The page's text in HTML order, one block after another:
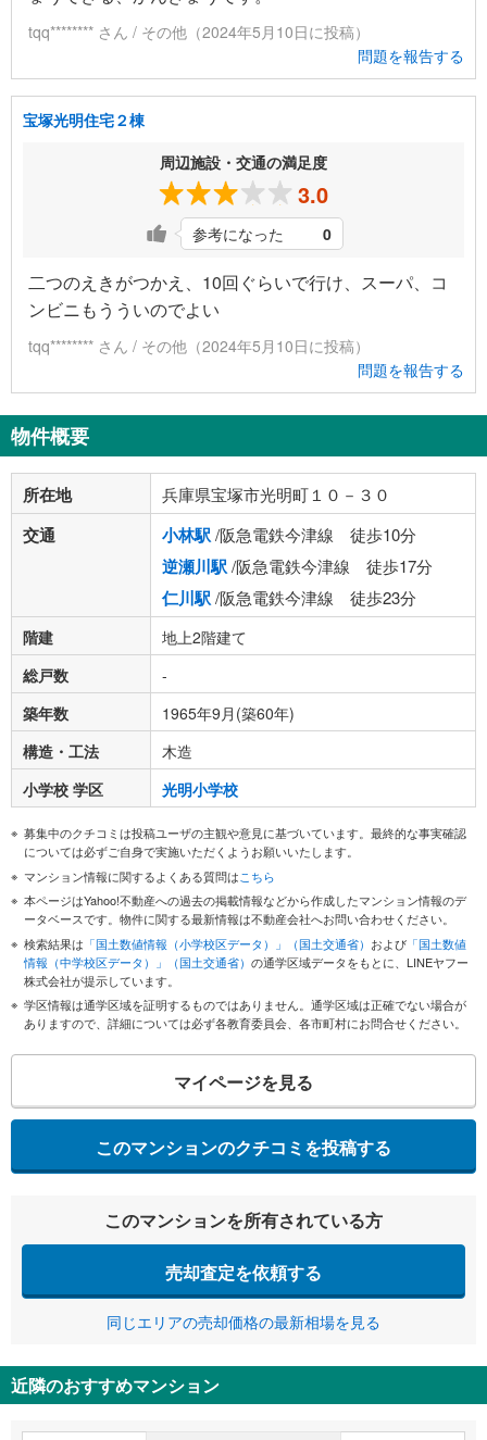
tqq******** さん / その他（2024年5月10日に投稿）
問題を報告する
宝塚光明住宅２棟
周辺施設・交通の満足度
3.0
参考になった 0
二つのえきがつかえ、10回ぐらいで行け、スーパ、コ
ンビニもうういのでよい
tqq******** さん / その他（2024年5月10日に投稿）
問題を報告する
物件概要
所在地 兵庫県宝塚市光明町１０－３０
交通 小林駅/阪急電鉄今津線 徒歩10分
逆瀬川駅/阪急電鉄今津線 徒歩17分
仁川駅/阪急電鉄今津線 徒歩23分
階建
地上2階建て
総戸数
-
築年数
1965年9月(築60年)
構造・工法
木造
小学校 学区
光明小学校
募集中のクチコミは投稿ユーザの主観や意見に基づいています。最終的な事実確認
については必ずご自身で実施いただくようお願いいたします。
マンション情報に関するよくある質問はこちら
本ページはYahoo!不動産への過去の掲載情報などから作成したマンション情報のデ
ータベースです。物件に関する最新情報は不動産会社へお問い合わせください。
検索結果は 「国土数値情報（小学校区データ）」（国土交通省） および 「国土数値
情報（中学校区データ）」（国土交通省） の通学区域データをもとに、LINEヤフー
株式会社が提示しています。
学区情報は通学区域を証明するものではありません。通学区域は正確でない場合が
ありますので、詳細については必ず各教育委員会、各市町村にお問合せください。
マイページを見る
このマンションのクチコミを投稿する
このマンションを所有されている方
売却査定を依頼する
同じエリアの売却価格の最新相場を見る
近隣のおすすめマンション